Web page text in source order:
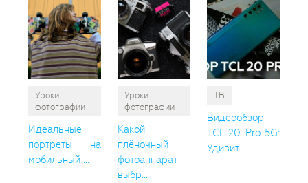
Уроки
фотографии
Идеальные
портреты на
мобильный ...
Уроки
фотографии
Какой
плёночный
фотоаппарат
выбр...
ТВ
Видеообзор
TCL 20 Pro 5G:
Удивит...